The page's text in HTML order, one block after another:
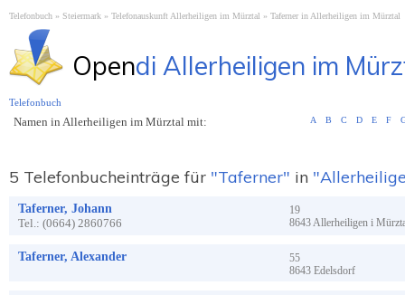
Telefonbuch Steiermark Telefonauskunft Allerheiligen im Mürztal Taferner in Allerheiligen im Mürztal
Opendi Allerheiligen im
Namen in Allerheiligen im Mürztal mit: A B C D E F
5 Telefonbucheinträge für "Taferner" in
Taferner, Johann
Tel.: (0664) 2860766
19
8643Allerheiligen i
Taferner, Alexander
55
8643 Edelsdorf
Telefonbuch